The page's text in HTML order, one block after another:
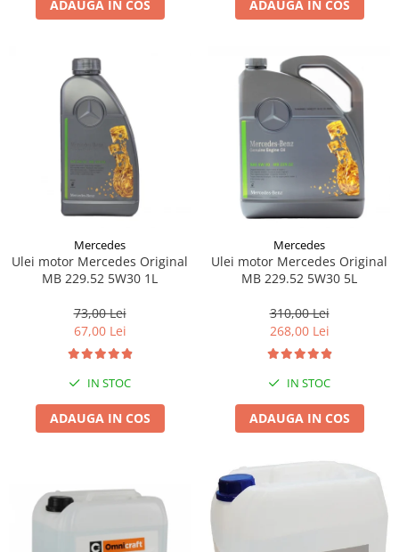
Lichid de frana
Filtre moto
Filtru combustibil
Buson golire ulei
Filtru ulei moto
Filtru aer moto
Intretinere si curatare filtre moto
Intretinere moto
Curatare moto
Covor moto
Genti bagaje moto
Suporti si placi prindere
ADAUGA IN COS ADAUGA IN COS
Mercedes
Ulei motor Mercedes Original
MB 229.52 5W30 1L
73,00 Lei
67,00 Lei
IN STOC
ADAUGA IN COS
Mercedes
Ulei motor Mercedes Original
MB 229.52 5W30 5L
310,00 Lei
268,00 Lei
IN STOC
ADAUGA IN COS